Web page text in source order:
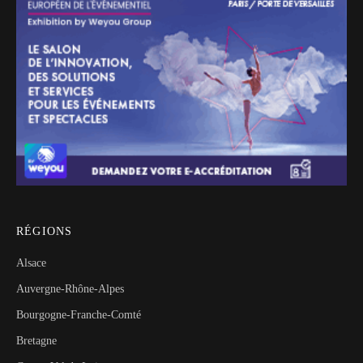
RÉGIONS
Alsace
Auvergne-Rhône-Alpes
Bourgogne-Franche-Comté
Bretagne